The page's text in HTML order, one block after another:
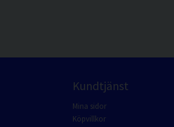
Kundtjänst
Mina sidor
Köpvillkor